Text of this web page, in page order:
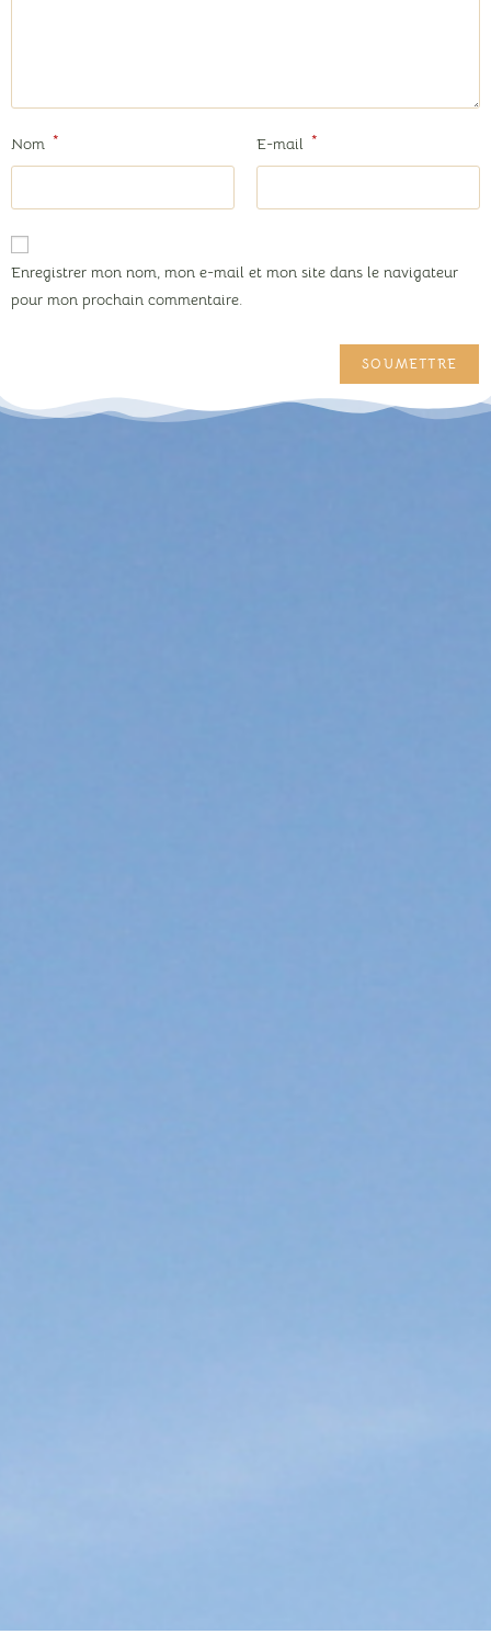
Nom * E-mail *
Enregistrer mon nom, mon e-mail et mon site dans le navigateur
pour mon prochain commentaire.